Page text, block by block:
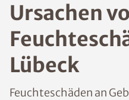
Ursachen
Lübeck
Feuchteschäden an